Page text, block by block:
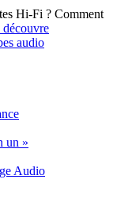
Comment
découvre
audio
un »
Audio